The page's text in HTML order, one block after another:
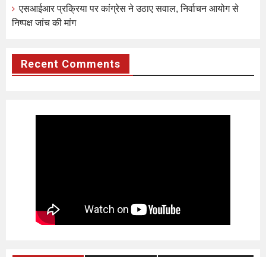
एसआईआर प्रक्रिया पर कांग्रेस ने उठाए सवाल, निर्वाचन आयोग से
निष्पक्ष जांच की मांग
Recent Comments